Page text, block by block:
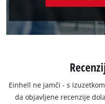
Einhell ne jamči - s
da objavljene recenzije